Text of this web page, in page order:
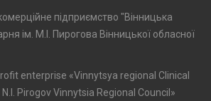
підприємство "Вінницька
ім. М.І. Пирогова Вінницької обласної
enterprise «Vinnytsya regional Clinical
Pirogov Vinnytsia Regional Council»